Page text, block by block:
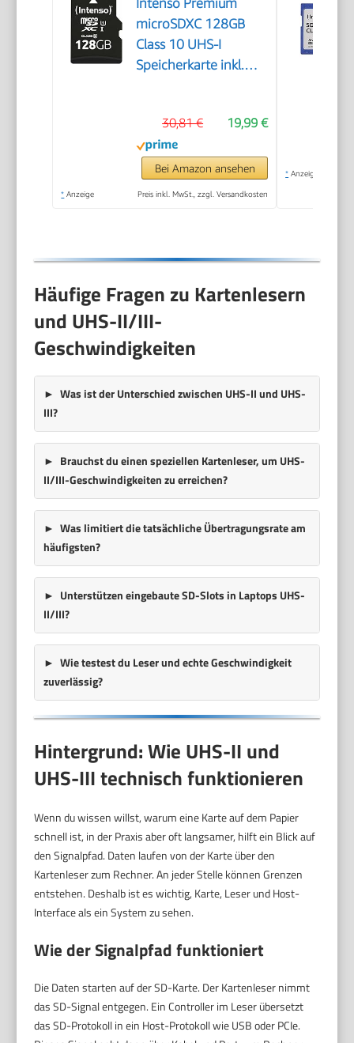
Intenso Premium
microSDXC 128GB
Class 10 UHS-I
Speicherkarte inkl.
19,99 €
30,81 €
Bei Amazon ansehen
* Anzeige Preis inkl. MwSt., zzgl. Versandkosten
* Anzeige
Häufige Fragen zu Kartenlesern
und UHS-II/III-
Geschwindigkeiten
Was ist der Unterschied zwischen UHS-II und UHS-
III?
Brauchst du einen speziellen Kartenleser, um UHS-
II/III-Geschwindigkeiten zu erreichen?
Was limitiert die tatsächliche Übertragungsrate am
häufigsten?
Unterstützen eingebaute SD-Slots in Laptops UHS-
II/III?
Wie testest du Leser und echte Geschwindigkeit
zuverlässig?
Hintergrund: Wie UHS-II und
UHS-III technisch funktionieren
Wenn du wissen willst, warum eine Karte auf dem Papier
schnell ist, in der Praxis aber oft langsamer, hilft ein Blick auf
den Signalpfad. Daten laufen von der Karte über den
Kartenleser zum Rechner. An jeder Stelle können Grenzen
entstehen. Deshalb ist es wichtig, Karte, Leser und Host-
Interface als ein System zu sehen.
Wie der Signalpfad funktioniert
Die Daten starten auf der SD-Karte. Der Kartenleser nimmt
das SD-Signal entgegen. Ein Controller im Leser übersetzt
das SD-Protokoll in ein Host-Protokoll wie USB oder PCIe.